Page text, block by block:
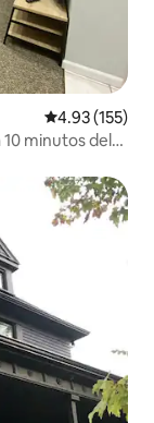
Calificación
4.93 (155)
minutos del